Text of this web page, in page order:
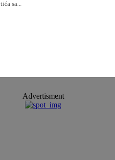
sa...
Advertisment